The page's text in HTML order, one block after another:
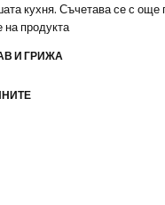
кухня. Съчетава се с още
на продукта
И ГРИЖА